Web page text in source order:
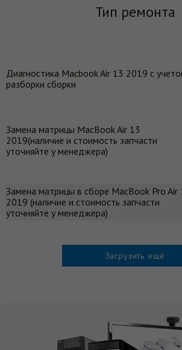
Тип ремонта
Диагностика Macbook Air 13 2019 c
разборки сборки
Замена матрицы MacBook Air 13
2019(наличие и стоимость запчасти
уточняйте у менеджера)
Замена матрицы в сборе MacBook Pro Air
2019 (наличие и стоимость запчасти
уточняйте у менеджера)
Загрузить ещё